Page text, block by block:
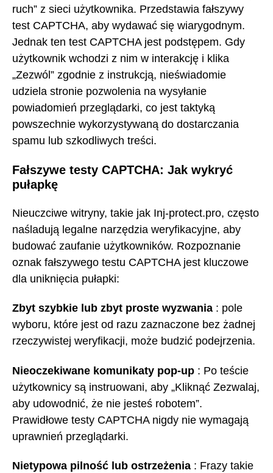
ruch” z sieci użytkownika. Przedstawia fałszywy
test CAPTCHA, aby wydawać się wiarygodnym.
Jednak ten test CAPTCHA jest podstępem. Gdy
użytkownik wchodzi z nim w interakcję i klika
„Zezwól” zgodnie z instrukcją, nieświadomie
udziela stronie pozwolenia na wysyłanie
powiadomień przeglądarki, co jest taktyką
powszechnie wykorzystywaną do dostarczania
spamu lub szkodliwych treści.
Fałszywe testy CAPTCHA: Jak wykryć
pułapkę
Nieuczciwe witryny, takie jak Inj-protect.pro, często
naśladują legalne narzędzia weryfikacyjne, aby
budować zaufanie użytkowników. Rozpoznanie
oznak fałszywego testu CAPTCHA jest kluczowe
dla uniknięcia pułapki:
Zbyt szybkie lub zbyt proste wyzwania : pole
wyboru, które jest od razu zaznaczone bez żadnej
rzeczywistej weryfikacji, może budzić podejrzenia.
Nieoczekiwane komunikaty pop-up : Po teście
użytkownicy są instruowani, aby „Kliknąć Zezwalaj,
aby udowodnić, że nie jesteś robotem”.
Prawidłowe testy CAPTCHA nigdy nie wymagają
uprawnień przeglądarki.
Nietypowa pilność lub ostrzeżenia : Frazy takie